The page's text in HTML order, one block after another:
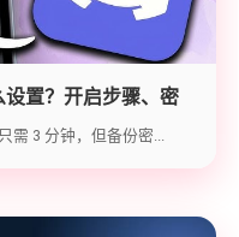
置？开启步骤、密
）
需 3 分钟，但备份密...